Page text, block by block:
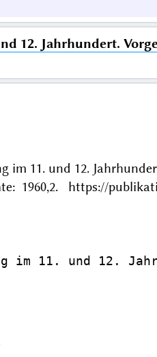
12. Jahrhundert.
11. und 12.
1960,2. https://
im 11. und 12.